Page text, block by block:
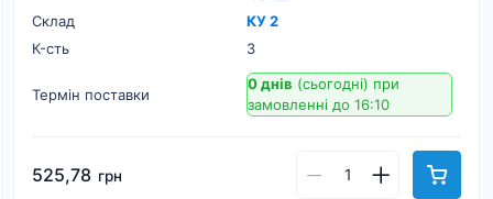
Склад
КУ 2
К-cть
3
Термін поставки
0 днів (сьогодні) при
замовленні до 16:10
525,78 грн